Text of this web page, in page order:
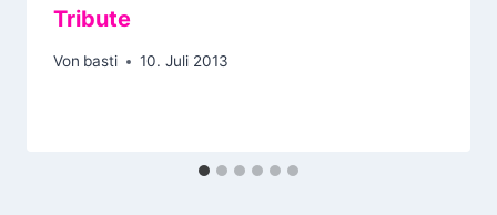
Tribute
Von basti 10. Juli 2013